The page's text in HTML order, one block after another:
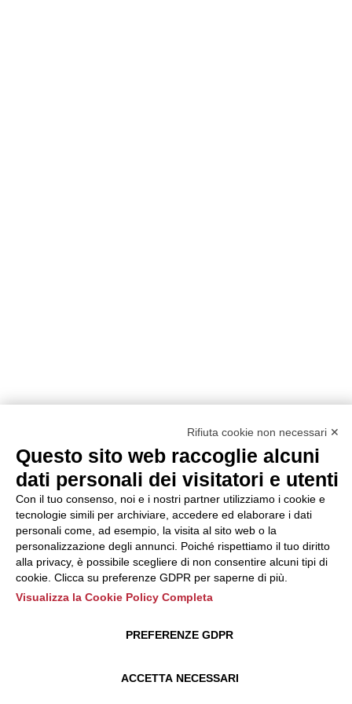
Rifiuta cookie non necessari ✕
Questo sito web raccoglie alcuni
dati personali dei visitatori e utenti
Con il tuo consenso, noi e i nostri partner utilizziamo i cookie e
tecnologie simili per archiviare, accedere ed elaborare i dati
personali come, ad esempio, la visita al sito web o la
personalizzazione degli annunci. Poiché rispettiamo il tuo diritto
alla privacy, è possibile scegliere di non consentire alcuni tipi di
cookie. Clicca su preferenze GDPR per saperne di più.
Visualizza la Cookie Policy Completa
ACCETTA NECESSARI
PREFERENZE GDPR